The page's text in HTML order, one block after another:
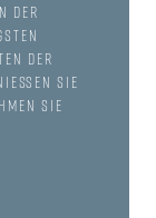
der
der
Sie
Sie